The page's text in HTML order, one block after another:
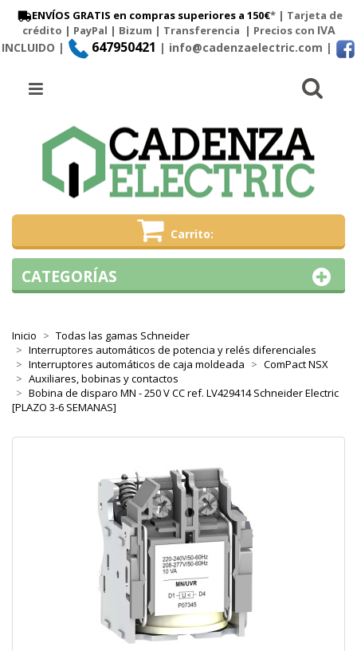
ENVÍOS GRATIS en compras superiores a 150€* | Tarjeta de
crédito | PayPal | Bizum | Transferencia | Precios con IVA
INCLUIDO |
647950421 | info@cadenzaelectric.com |
Carrito
Menú
Inicio
Todas las gamas Schneider
Interruptores automáticos de potencia y relés diferenciales
Interruptores automáticos de caja moldeada
ComPact NSX
Auxiliares, bobinas y contactos
Bobina de disparo MN - 250 V CC ref. LV429414 Schneider Electric
[PLAZO 3-6 SEMANAS]
CATEGORÍAS